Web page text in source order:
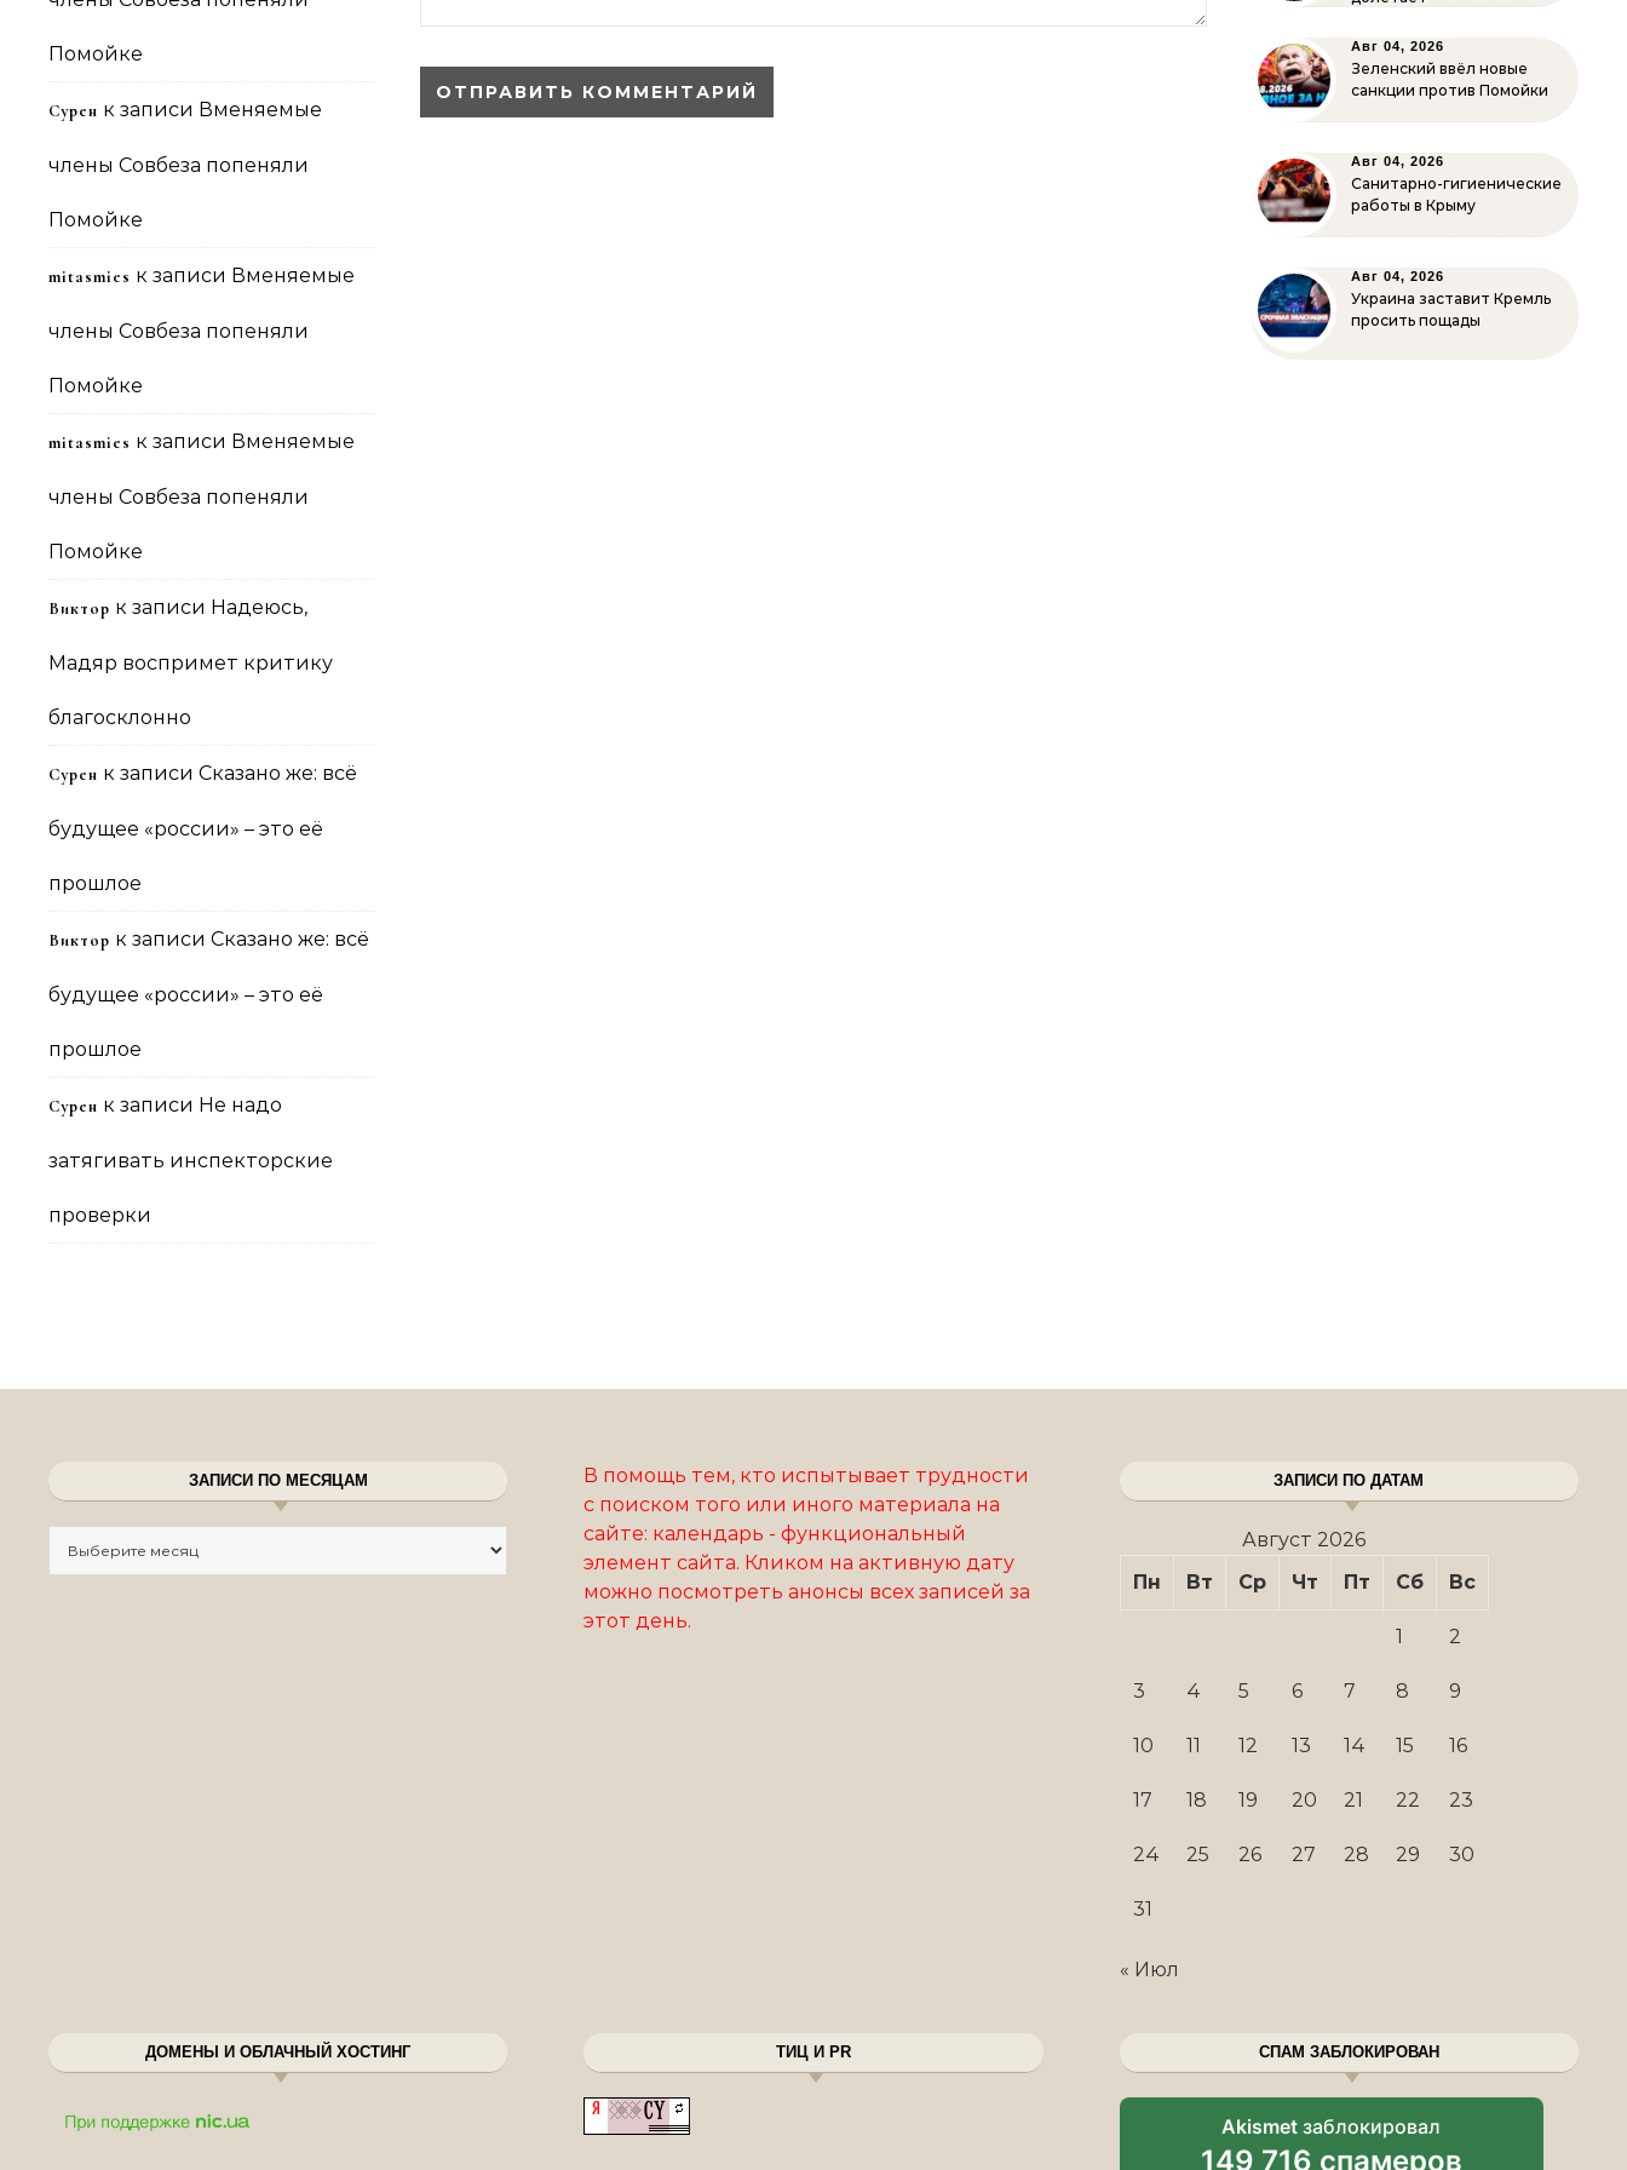
Помойке
Сурен к записи Вменяемые
члены Совбеза попеняли
Помойке
mitasmies к записи Вменяемые
члены Совбеза попеняли
Помойке
mitasmies к записи Вменяемые
члены Совбеза попеняли
Помойке
Виктор к записи Надеюсь,
Мадяр воспримет критику
благосклонно
Сурен к записи Сказано же: всё
будущее «россии» – это её
прошлое
Виктор к записи Сказано же: всё
будущее «россии» – это её
прошлое
Сурен к записи Не надо
затягивать инспекторские
проверки
Авг 04, 2026
Зеленский ввёл новые
санкции против Помойки
Авг 04, 2026
Санитарно-гигиенические
работы в Крыму
Авг 04, 2026
Украина заставит Кремль
просить пощады
ЗАПИСИ ПО МЕСЯЦАМ
В помощь тем, кто испытывает трудности
с поиском того или иного материала на
сайте: календарь - функциональный
элемент сайта. Кликом на активную дату
можно посмотреть анонсы всех записей за
этот день.
ЗАПИСИ ПО ДАТАМ
Август 2026
Пн
Вт Ср Чт Пт Сб Вс
1 2
3 4 5 6 7 8 9
10 11 12 13 14 15 16
17 18 19 20 21 22 23
24 25 26 27 28 29 30
31
« Июл
ДОМЕНЫ И ОБЛАЧНЫЙ ХОСТИНГ ТИЦ И PR СПАМ ЗАБЛОКИРОВАН
Akismet заблокировал
149 716 спамеров